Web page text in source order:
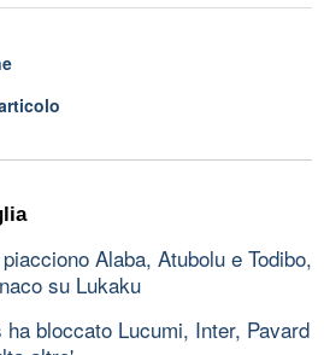
Alaba, Atubolu e Todibo,
su Lukaku
bloccato Lucumi, Inter, Pavard